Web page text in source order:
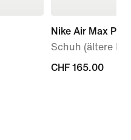
Nike Air Max Plus
Schuh (ältere
CHF 165.00
CHF 165.00